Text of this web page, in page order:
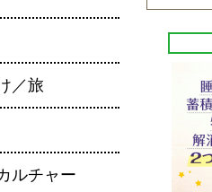
／旅
ルチャー